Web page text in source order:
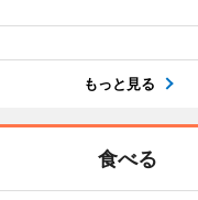
もっと見る
食べる